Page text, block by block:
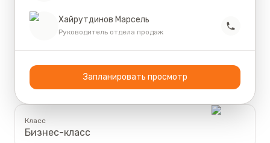
Класс
Бизнес-класс
Хайрутдинов Марсель
Руководитель отдела продаж
Запланировать просмотр